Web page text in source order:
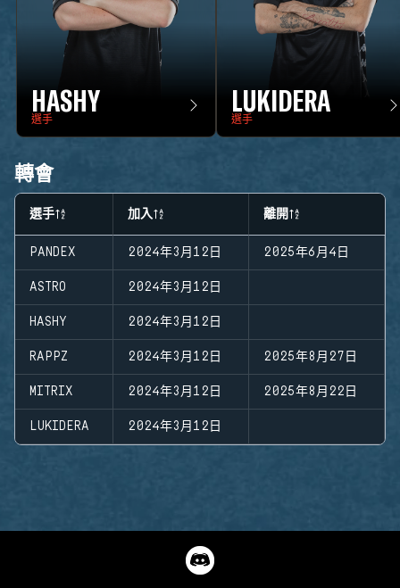
HASHY
選手
LUKIDERA
選手
轉會
選手 加入 離開
PANDEX 2024年3月12日 2025年6月4日
ASTRO 2024年3月12日
HASHY 2024年3月12日
RAPPZ 2024年3月12日 2025年8月27日
MITRIX 2024年3月12日 2025年8月22日
LUKIDERA 2024年3月12日